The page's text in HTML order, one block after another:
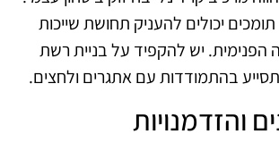
יכולים להעניק תחושת שייכות
יש להקפיד על בניית רשת
בהתמודדות עם אתגרים ולחצים.
והזדמנויות